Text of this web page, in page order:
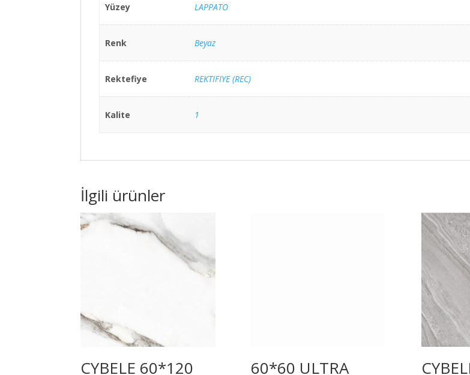
Yüzey LAPPATO
Renk Beyaz
Rektefiye REKTIFIYE (REC)
Kalite 1
İlgili ürünler
CYBELE 60*120 60*60 ULTRA